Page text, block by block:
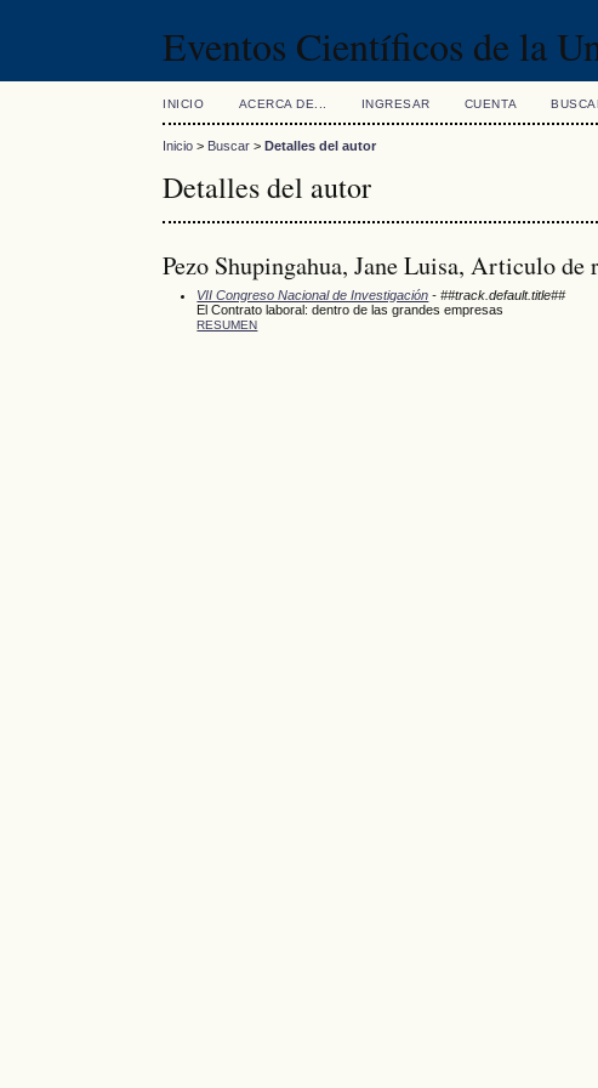
Eventos Científicos de la
INICIO ACERCA DE... INGRESAR CUENTA
Inicio > Buscar >Detalles del autor
Detalles del autor
Pezo Shupingahua, Jane Luisa, Articulo de
VII Congreso Nacional de Investigación - ##track.default.title##
El Contrato laboral: dentro de las grandes empresas
RESUMEN